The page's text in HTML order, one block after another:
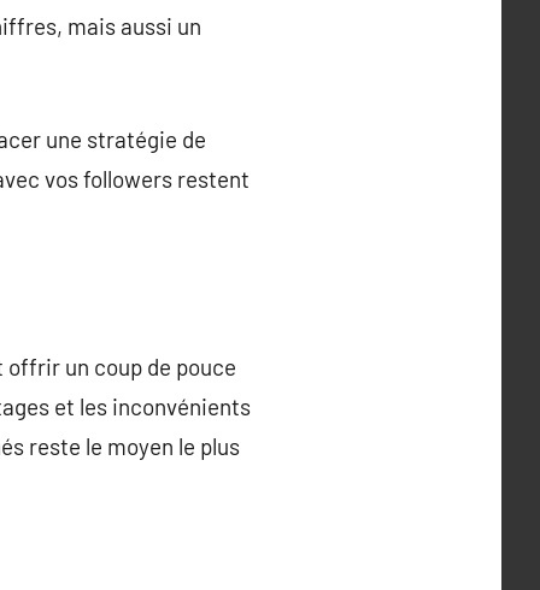
mais aussi un
une stratégie de
vos followers restent
offrir un coup de pouce
et les inconvénients
reste le moyen le plus